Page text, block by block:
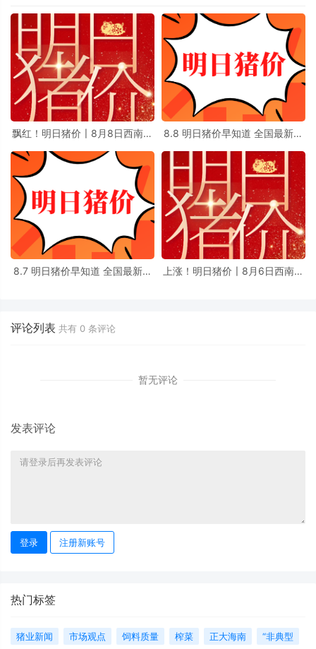
飘红！明日猪价〡8月8日西南地
8.8 明日猪价早知道 全国最新猪
8.7 明日猪价早知道 全国最新猪
上涨！明日猪价〡8月6日西南地
评论列表 共有 0 条评论
暂无评论
发表评论
登录 注册新账号
热门标签
猪业新闻 市场观点 饲料质量 榨菜 正大海南
“非典型